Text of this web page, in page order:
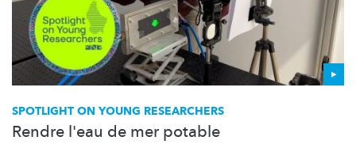
SPOTLIGHT ON YOUNG RESEARCHERS
Rendre l'eau de mer potable